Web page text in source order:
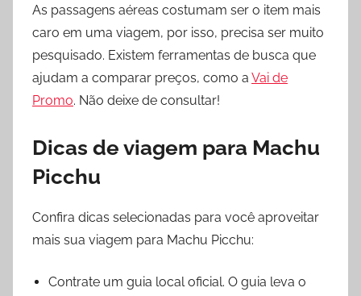
As passagens aéreas costumam ser o item mais
caro em uma viagem, por isso, precisa ser muito
pesquisado. Existem ferramentas de busca que
ajudam a comparar preços, como a Vai de
Promo. Não deixe de consultar!
Dicas de viagem para Machu
Picchu
Confira dicas selecionadas para você aproveitar
mais sua viagem para Machu Picchu:
Contrate um guia local oficial. O guia leva o